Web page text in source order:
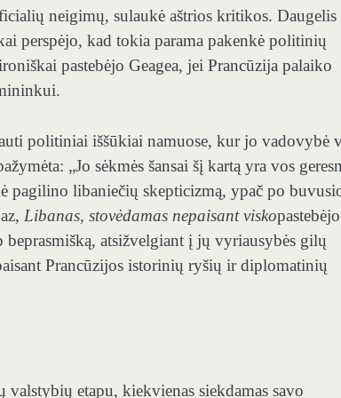
neigimų, sulaukė aštrios kritikos. Daugelis
perspėjo, kad tokia parama pakenkė politinių
pastebėjo Geagea, jei Prancūzija palaiko
politiniai iššūkiai namuose, kur jo vadovybė
„Jo sėkmės šansai šį kartą yra vos
pagilino libaniečių skepticizmą, ypač po
Libanas, stovėdamas nepaisant viskopastebėjo
atsižvelgiant į jų vyriausybės gilų
Prancūzijos istorinių ryšių ir diplomatinių
etapu, kiekvienas siekdamas savo